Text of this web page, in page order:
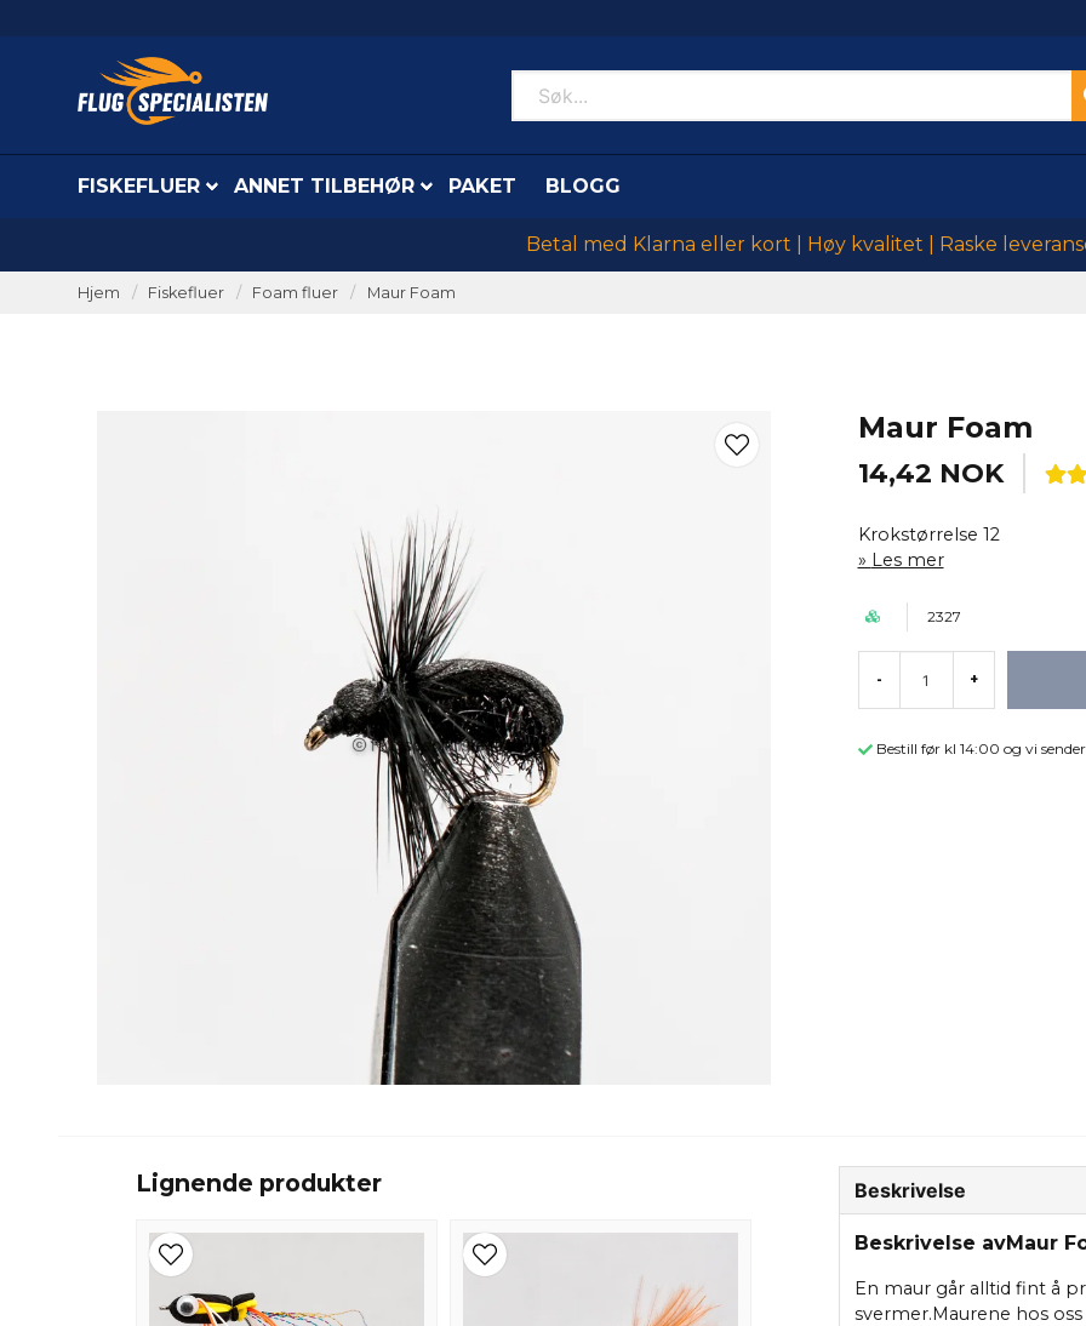
FISKEFLUER ANNET TILBEHØR PAKET BLOGG
Betal med Klarna eller kort | Høy kvalitet | Raske
Hjem Fiskefluer Foam fluer Maur Foam
Maur Foam
14,42 NOK
Krokstørrelse 12
Les mer
2327
- +
Bestill før kl 14:00 og vi
Lignende produkter Beskrivelse
Beskrivelse avMaur
En maur går alltid fint å
svermer.Maurene hos